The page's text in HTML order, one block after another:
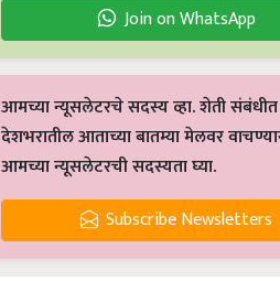
Join on WhatsApp
आमच्या न्यूसलेटरचे सदस्य व्हा. शेती संबंधीत
देशभरातील आताच्या बातम्या मेलवर
आमच्या न्यूसलेटरची सदस्यता घ्या.
Subscribe Newsletters